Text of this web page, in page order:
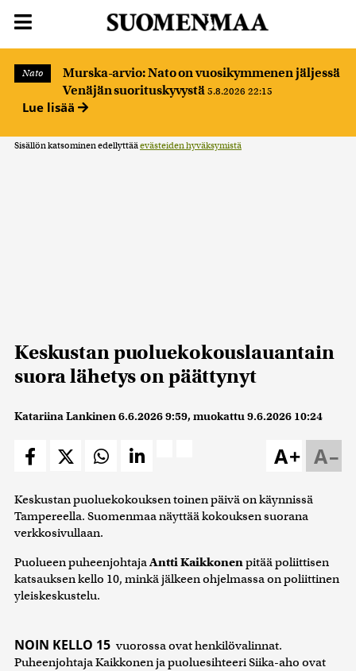
Nato
Murska-arvio: Nato on vuosikymmenen jäljessä
Venäjän suorituskyvystä 5.8.2026 22:15
Lue lisää
Sisällön katsominen edellyttääevästeiden hyväksymistä
Keskustan puoluekokouslauantain
suora lähetys on päättynyt
Katariina Lankinen6.6.2026 9:59, muokattu9.6.2026 10:24
A–
A+
Keskustan puoluekokouksen toinen päivä on käynnissä
Tampereella. Suomenmaa näyttää kokouksen suorana
verkkosivullaan.
Puolueen puheenjohtajaAntti Kaikkonenpitää poliittisen
katsauksen kello 10, minkä jälkeen ohjelmassa on poliittinen
yleiskeskustelu.
NOIN KELLO 15 vuorossa ovat henkilövalinnat.
Puheenjohtaja Kaikkonen ja puoluesihteeri Siika-aho ovat